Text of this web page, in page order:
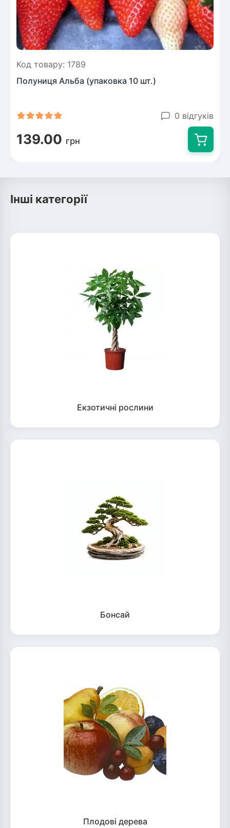
Код товару: 1789
Полуниця Альба (упаковка 10 шт.)
0 відгуків
139.00 грн
Інші категорії
Екзотичні рослини
Бонсай
Плодові дерева